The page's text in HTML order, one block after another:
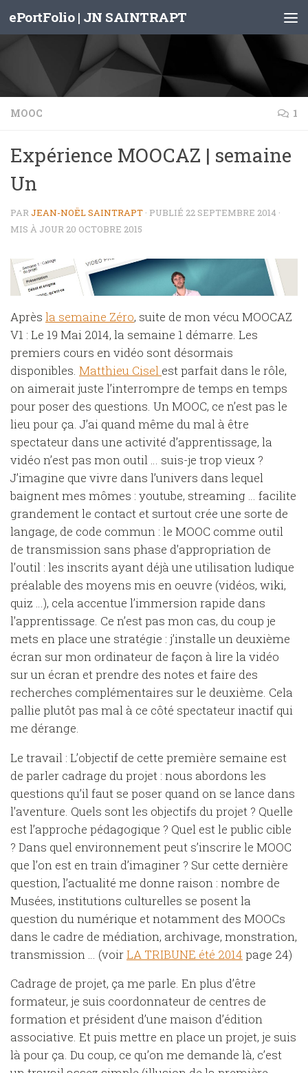
Skip to content
ePortFolio | JN SAINTRAPT
MOOC 1
Expérience MOOCAZ | semaine
Un
PARJEAN-NOËL SAINTRAPT · PUBLIÉ 22 SEPTEMBRE 2014 ·
MIS À JOUR 20 OCTOBRE 2015
Après la semaine Zéro, suite de mon vécu MOOCAZ
V1 : Le 19 Mai 2014, la semaine 1 démarre. Les
premiers cours en vidéo sont désormais
disponibles. Matthieu Cisel est parfait dans le rôle,
on aimerait juste l’interrompre de temps en temps
pour poser des questions. Un MOOC, ce n’est pas le
lieu pour ça. J’ai quand même du mal à être
spectateur dans une activité d’apprentissage, la
vidéo n’est pas mon outil … suis-je trop vieux ?
J’imagine que vivre dans l’univers dans lequel
baignent mes mômes : youtube, streaming … facilite
grandement le contact et surtout crée une sorte de
langage, de code commun : le MOOC comme outil
de transmission sans phase d’appropriation de
l’outil : les inscrits ayant déjà une utilisation ludique
préalable des moyens mis en oeuvre (vidéos, wiki,
quiz …), cela accentue l’immersion rapide dans
l’apprentissage. Ce n’est pas mon cas, du coup je
mets en place une stratégie : j’installe un deuxième
écran sur mon ordinateur de façon à lire la vidéo
sur un écran et prendre des notes et faire des
recherches complémentaires sur le deuxième. Cela
pallie plutôt pas mal à ce côté spectateur inactif qui
me dérange.
Le travail : L’objectif de cette première semaine est
de parler cadrage du projet : nous abordons les
questions qu’il faut se poser quand on se lance dans
l’aventure. Quels sont les objectifs du projet ? Quelle
est l’approche pédagogique ? Quel est le public cible
? Dans quel environnement peut s’inscrire le MOOC
que l’on est en train d’imaginer ? Sur cette dernière
question, l’actualité me donne raison : nombre de
Musées, institutions culturelles se posent la
question du numérique et notamment des MOOCs
dans le cadre de médiation, archivage, monstration,
transmission … (voirLA TRIBUNE été 2014 page 24)
Cadrage de projet, ça me parle. En plus d’être
formateur, je suis coordonnateur de centres de
formation et président d’une maison d’édition
associative. Et puis mettre en place un projet, je suis
là pour ça. Du coup, ce qu’on me demande là, c’est